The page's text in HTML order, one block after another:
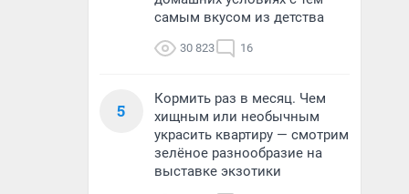
самым вкусом из детства
30 823 16
5
Кормить раз в месяц. Чем
хищным или необычным
украсить квартиру — смотрим
зелёное разнообразие на
выставке экзотики